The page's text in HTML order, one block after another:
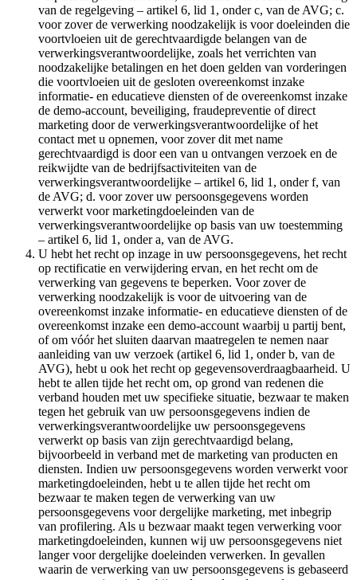
van de regelgeving – artikel 6, lid 1, onder c, van de AVG; c.
voor zover de verwerking noodzakelijk is voor doeleinden die
voortvloeien uit de gerechtvaardigde belangen van de
verwerkingsverantwoordelijke, zoals het verrichten van
noodzakelijke betalingen en het doen gelden van vorderingen
die voortvloeien uit de gesloten overeenkomst inzake
informatie- en educatieve diensten of de overeenkomst inzake
de demo-account, beveiliging, fraudepreventie of direct
marketing door de verwerkingsverantwoordelijke of het
contact met u opnemen, voor zover dit met name
gerechtvaardigd is door een van u ontvangen verzoek en de
reikwijdte van de bedrijfsactiviteiten van de
verwerkingsverantwoordelijke – artikel 6, lid 1, onder f, van
de AVG; d. voor zover uw persoonsgegevens worden
verwerkt voor marketingdoeleinden van de
verwerkingsverantwoordelijke op basis van uw toestemming
– artikel 6, lid 1, onder a, van de AVG.
U hebt het recht op inzage in uw persoonsgegevens, het recht
op rectificatie en verwijdering ervan, en het recht om de
verwerking van gegevens te beperken. Voor zover de
verwerking noodzakelijk is voor de uitvoering van de
overeenkomst inzake informatie- en educatieve diensten of de
overeenkomst inzake een demo-account waarbij u partij bent,
of om vóór het sluiten daarvan maatregelen te nemen naar
aanleiding van uw verzoek (artikel 6, lid 1, onder b, van de
AVG), hebt u ook het recht op gegevensoverdraagbaarheid. U
hebt te allen tijde het recht om, op grond van redenen die
verband houden met uw specifieke situatie, bezwaar te maken
tegen het gebruik van uw persoonsgegevens indien de
verwerkingsverantwoordelijke uw persoonsgegevens
verwerkt op basis van zijn gerechtvaardigd belang,
bijvoorbeeld in verband met de marketing van producten en
diensten. Indien uw persoonsgegevens worden verwerkt voor
marketingdoeleinden, hebt u te allen tijde het recht om
bezwaar te maken tegen de verwerking van uw
persoonsgegevens voor dergelijke marketing, met inbegrip
van profilering. Als u bezwaar maakt tegen verwerking voor
marketingdoeleinden, kunnen wij uw persoonsgegevens niet
langer voor dergelijke doeleinden verwerken. In gevallen
waarin de verwerking van uw persoonsgegevens is gebaseerd